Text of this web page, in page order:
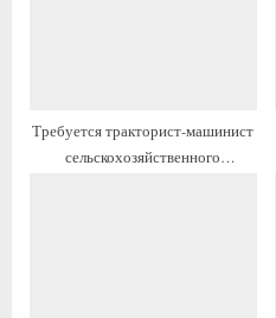
Требуется тракторист-машинист
сельскохозяйственного